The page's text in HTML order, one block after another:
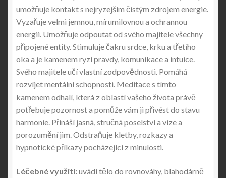
umožňuje kontakt s nejryzejším čistým zdrojem energie.
Vyzařuje velmi jemnou, mírumilovnou a ochrannou
energii. Umožňuje odpoutat od svého majitele všechny
připojené entity. Stimuluje čakru srdce, krku a třetího
oka a je kamenem ryzí pravdy, komunikace a intuice.
Svého majitele učí vlastní zodpovědnosti. Pomáhá
rozvíjet mentální schopnosti. Meditace s tímto
kamenem odhalí, která z oblastí vašeho života právě
potřebuje pozornost a pomůže vám ji přivést do stavu
harmonie. Přináší jasná, stručná poselství a vize a
porozumění jim. Odstraňuje kletby, rozkazy a
hypnotické příkazy pocházející z minulosti.
Léčebné využití:uvádí tělo do rovnováhy, blahodárně